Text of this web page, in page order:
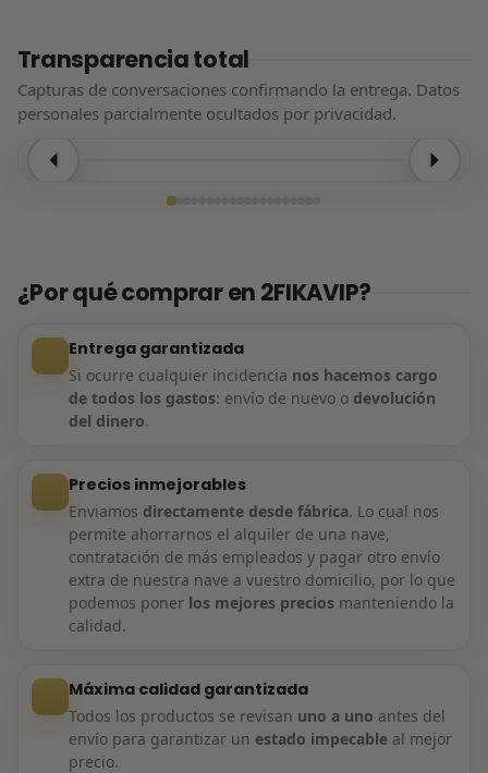
Transparencia total
Capturas de conversaciones confirmando la entrega. Datos
personales parcialmente ocultados por privacidad.
¿Por qué comprar en 2FIKAVIP?
Entrega garantizada
Si ocurre cualquier incidencia nos hacemos cargo
de todos los gastos: envío de nuevo o devolución
del dinero.
Precios inmejorables
Enviamos directamente desde fábrica. Lo cual nos
permite ahorrarnos el alquiler de una nave,
contratación de más empleados y pagar otro envío
extra de nuestra nave a vuestro domicilio, por lo que
podemos poner los mejores precios manteniendo la
calidad.
Máxima calidad garantizada
Todos los productos se revisan uno a uno antes del
envío para garantizar un estado impecableal mejor
precio.